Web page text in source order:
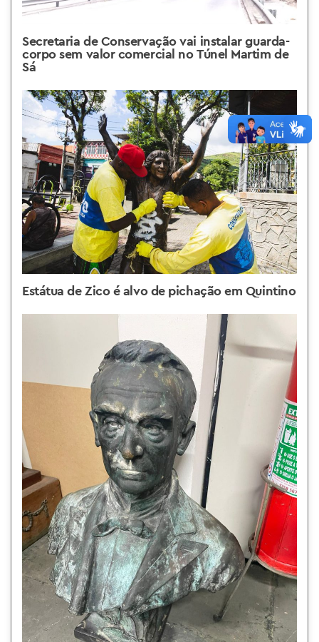
Secretaria de Conservação vai instalar guarda-
corpo sem valor comercial no Túnel Martim de
Sá
Estátua de Zico é alvo de pichação em Quintino